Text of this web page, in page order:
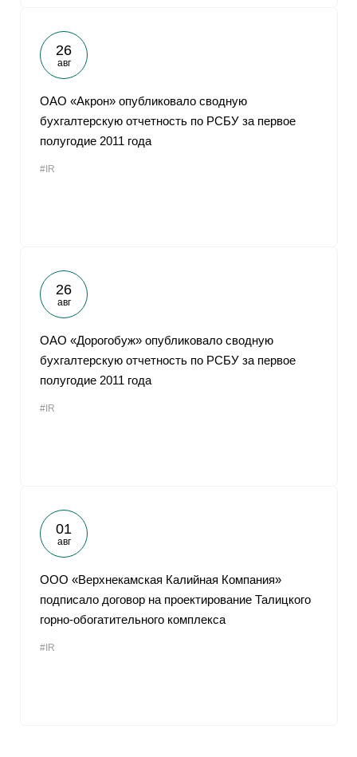
26
авг
ОАО «Акрон» опубликовало сводную
бухгалтерскую отчетность по РСБУ за первое
полугодие 2011 года
#IR
26
авг
ОАО «Дорогобуж» опубликовало сводную
бухгалтерскую отчетность по РСБУ за первое
полугодие 2011 года
#IR
01
авг
ООО «Верхнекамская Калийная Компания»
подписало договор на проектирование Талицкого
горно-обогатительного комплекса
#IR